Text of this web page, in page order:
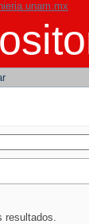
resultados.